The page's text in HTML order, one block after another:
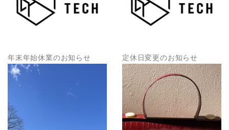
年末年始休業のお知らせ 定休日変更のお知らせ